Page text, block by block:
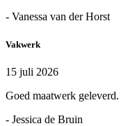
- Vanessa van der Horst
Vakwerk
15 juli 2026
Goed maatwerk geleverd.
- Jessica de Bruin